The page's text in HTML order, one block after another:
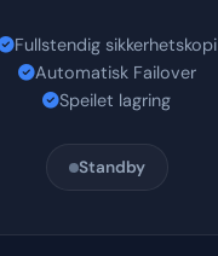
Fullstendig sikkerhetskopi
Automatisk Failover
Speilet lagring
Standby